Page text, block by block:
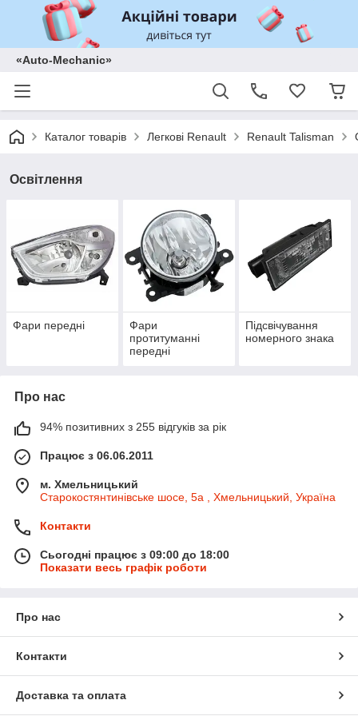
«Auto-Mechanic»
Каталог товарів Легкові Renault Renault Talisman
Освітлення
Фари передні
Фари
протитуманні
передні
Підсвічування
номерного знака
Про нас
94% позитивних з 255 відгуків за рік
Працює з 06.06.2011
м. Хмельницький
Старокостянтинівське шосе, 5а , Хмельницький, Україна
Контакти
Сьогодні працює з 09:00 до 18:00
Показати весь графік роботи
Про нас
Контакти
Доставка та оплата